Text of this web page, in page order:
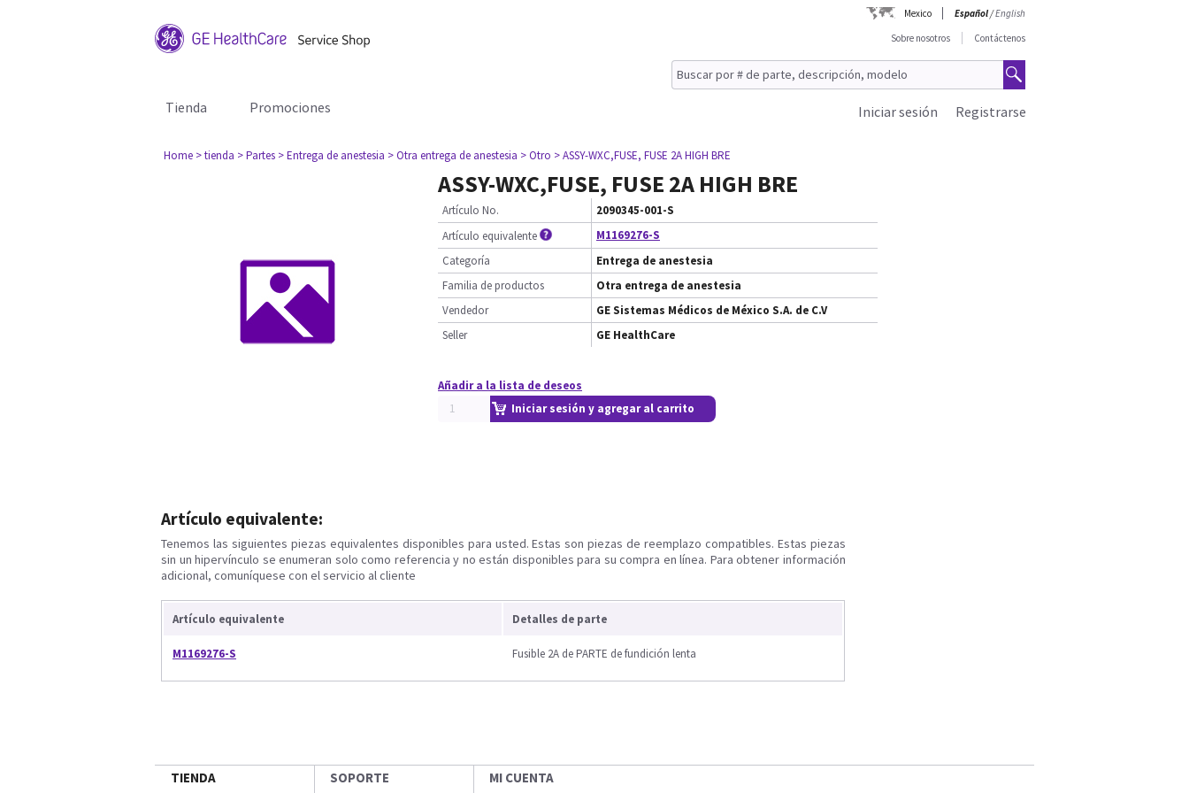
Mexico Español/English
Sobre nosotros
Contáctenos
Tienda Promociones Registrarse
Iniciar sesión
Home > tienda > Partes > Entrega de anestesia > Otra entrega de anestesia > Otro > ASSY-WXC,FUSE, FUSE 2A HIGH BRE
ASSY-WXC,FUSE, FUSE 2A HIGH BRE
Artículo No.
2090345-001-S
Artículo equivalente
M1169276-S
Categoría
Entrega de anestesia
Familia de productos
Otra entrega de anestesia
Vendedor
GE Sistemas Médicos de México S.A. de C.V
Seller
GE HealthCare
Añadir a la lista de deseos
Iniciar sesión y agregar al carrito
Artículo equivalente:
Tenemos las siguientes piezas equivalentes disponibles para usted. Estas son piezas de reemplazo compatibles. Estas piezas
sin un hipervínculo se enumeran solo como referencia y no están disponibles para su compra en línea. Para obtener información
adicional, comuníquese con el servicio al cliente
Artículo equivalente Detalles de parte
M1169276-S Fusible 2A de PARTE de fundición lenta
TIENDA SOPORTE MI CUENTA